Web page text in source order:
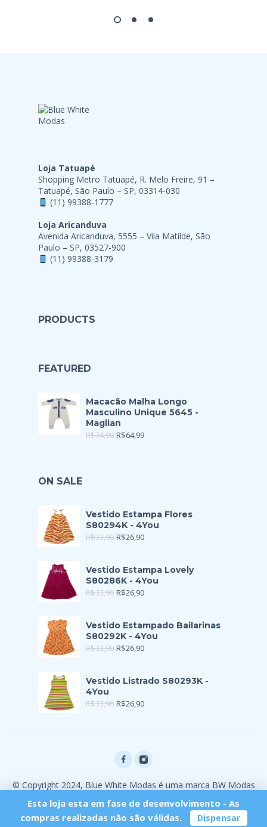
Loja Tatuapé
Shopping Metro Tatuapé, R. Melo Freire, 91 –
Tatuapé, São Paulo – SP, 03314-030
(11) 99388-1777
Loja Aricanduva
Avenida Aricanduva, 5555 – Vila Matilde, São
Paulo – SP, 03527-900
(11) 99388-3179
PRODUCTS
FEATURED
Macacão Malha Longo
Masculino Unique 5645 -
Maglian
R$74,90 R$64,99
ON SALE
Vestido Estampa Flores
S80294K - 4You
R$33,90 R$26,90
Vestido Estampa Lovely
S80286K - 4You
R$33,90 R$26,90
Vestido Estampado Bailarinas
S80292K - 4You
R$33,90 R$26,90
Vestido Listrado S80293K -
4You
R$33,90 R$26,90
© Copyright 2024, Blue White Modas é uma marca BW Modas
Esta loja esta em fase de desenvolvimento - As
compras realizadas não são válidas.
Dispensar